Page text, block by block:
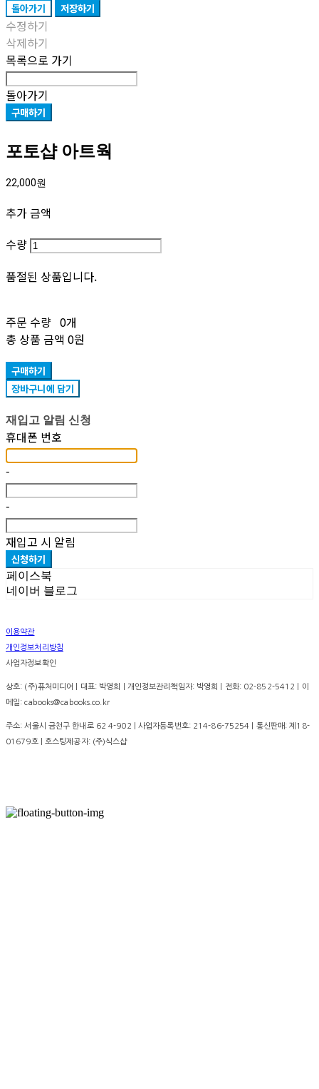
돌아가기 저장하기
수정하기
삭제하기
목록으로 가기
돌아가기
구매하기
포토샵 아트웍
22,000원
추가 금액
수량
품절된 상품입니다.
주문 수량 0개
총 상품 금액 0원
구매하기
장바구니에 담기
재입고 알림 신청
휴대폰 번호
-
-
재입고 시 알림
신청하기
페이스북
네이버 블로그
이용약관
개인정보처리방침
사업자정보확인
상호: (주)퓨처미디어 | 대표: 박영희 | 개인정보관리책임자: 박영희 | 전화: 02-852-5412 | 이
메일: cabooks@cabooks.co.kr
주소: 서울시 금천구 한내로 62 4-902 | 사업자등록번호: 214-86-75254 | 통신판매:제18-
01679호| 호스팅제공자: (주)식스샵